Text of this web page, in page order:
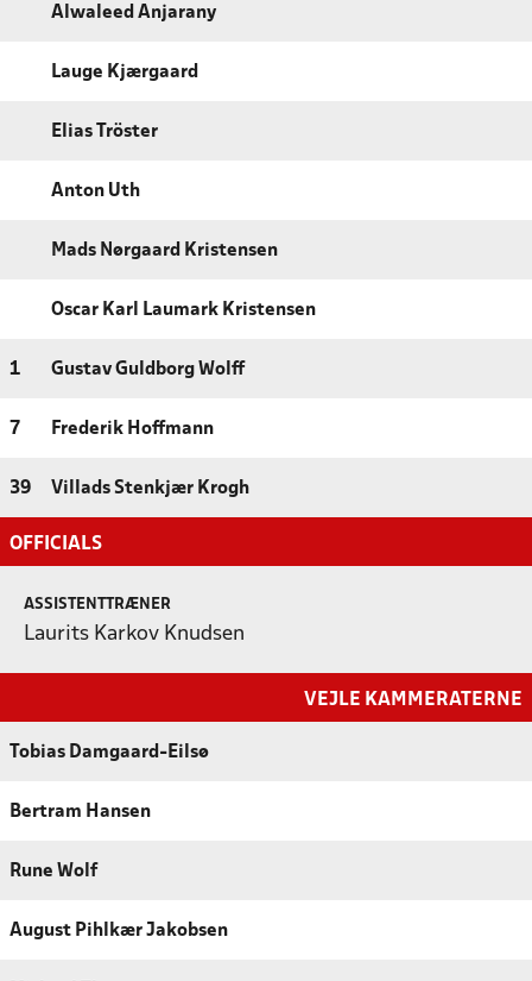
Alwaleed Anjarany
Lauge Kjærgaard
Elias Tröster
Anton Uth
Mads Nørgaard Kristensen
Oscar Karl Laumark Kristensen
1 Gustav Guldborg Wolff
7 Frederik Hoffmann
39 Villads Stenkjær Krogh
OFFICIALS
ASSISTENTTRÆNER
Laurits Karkov Knudsen
VEJLE KAMMERATERNE
Tobias Damgaard-Eilsø
Bertram Hansen
Rune Wolf
August Pihlkær Jakobsen